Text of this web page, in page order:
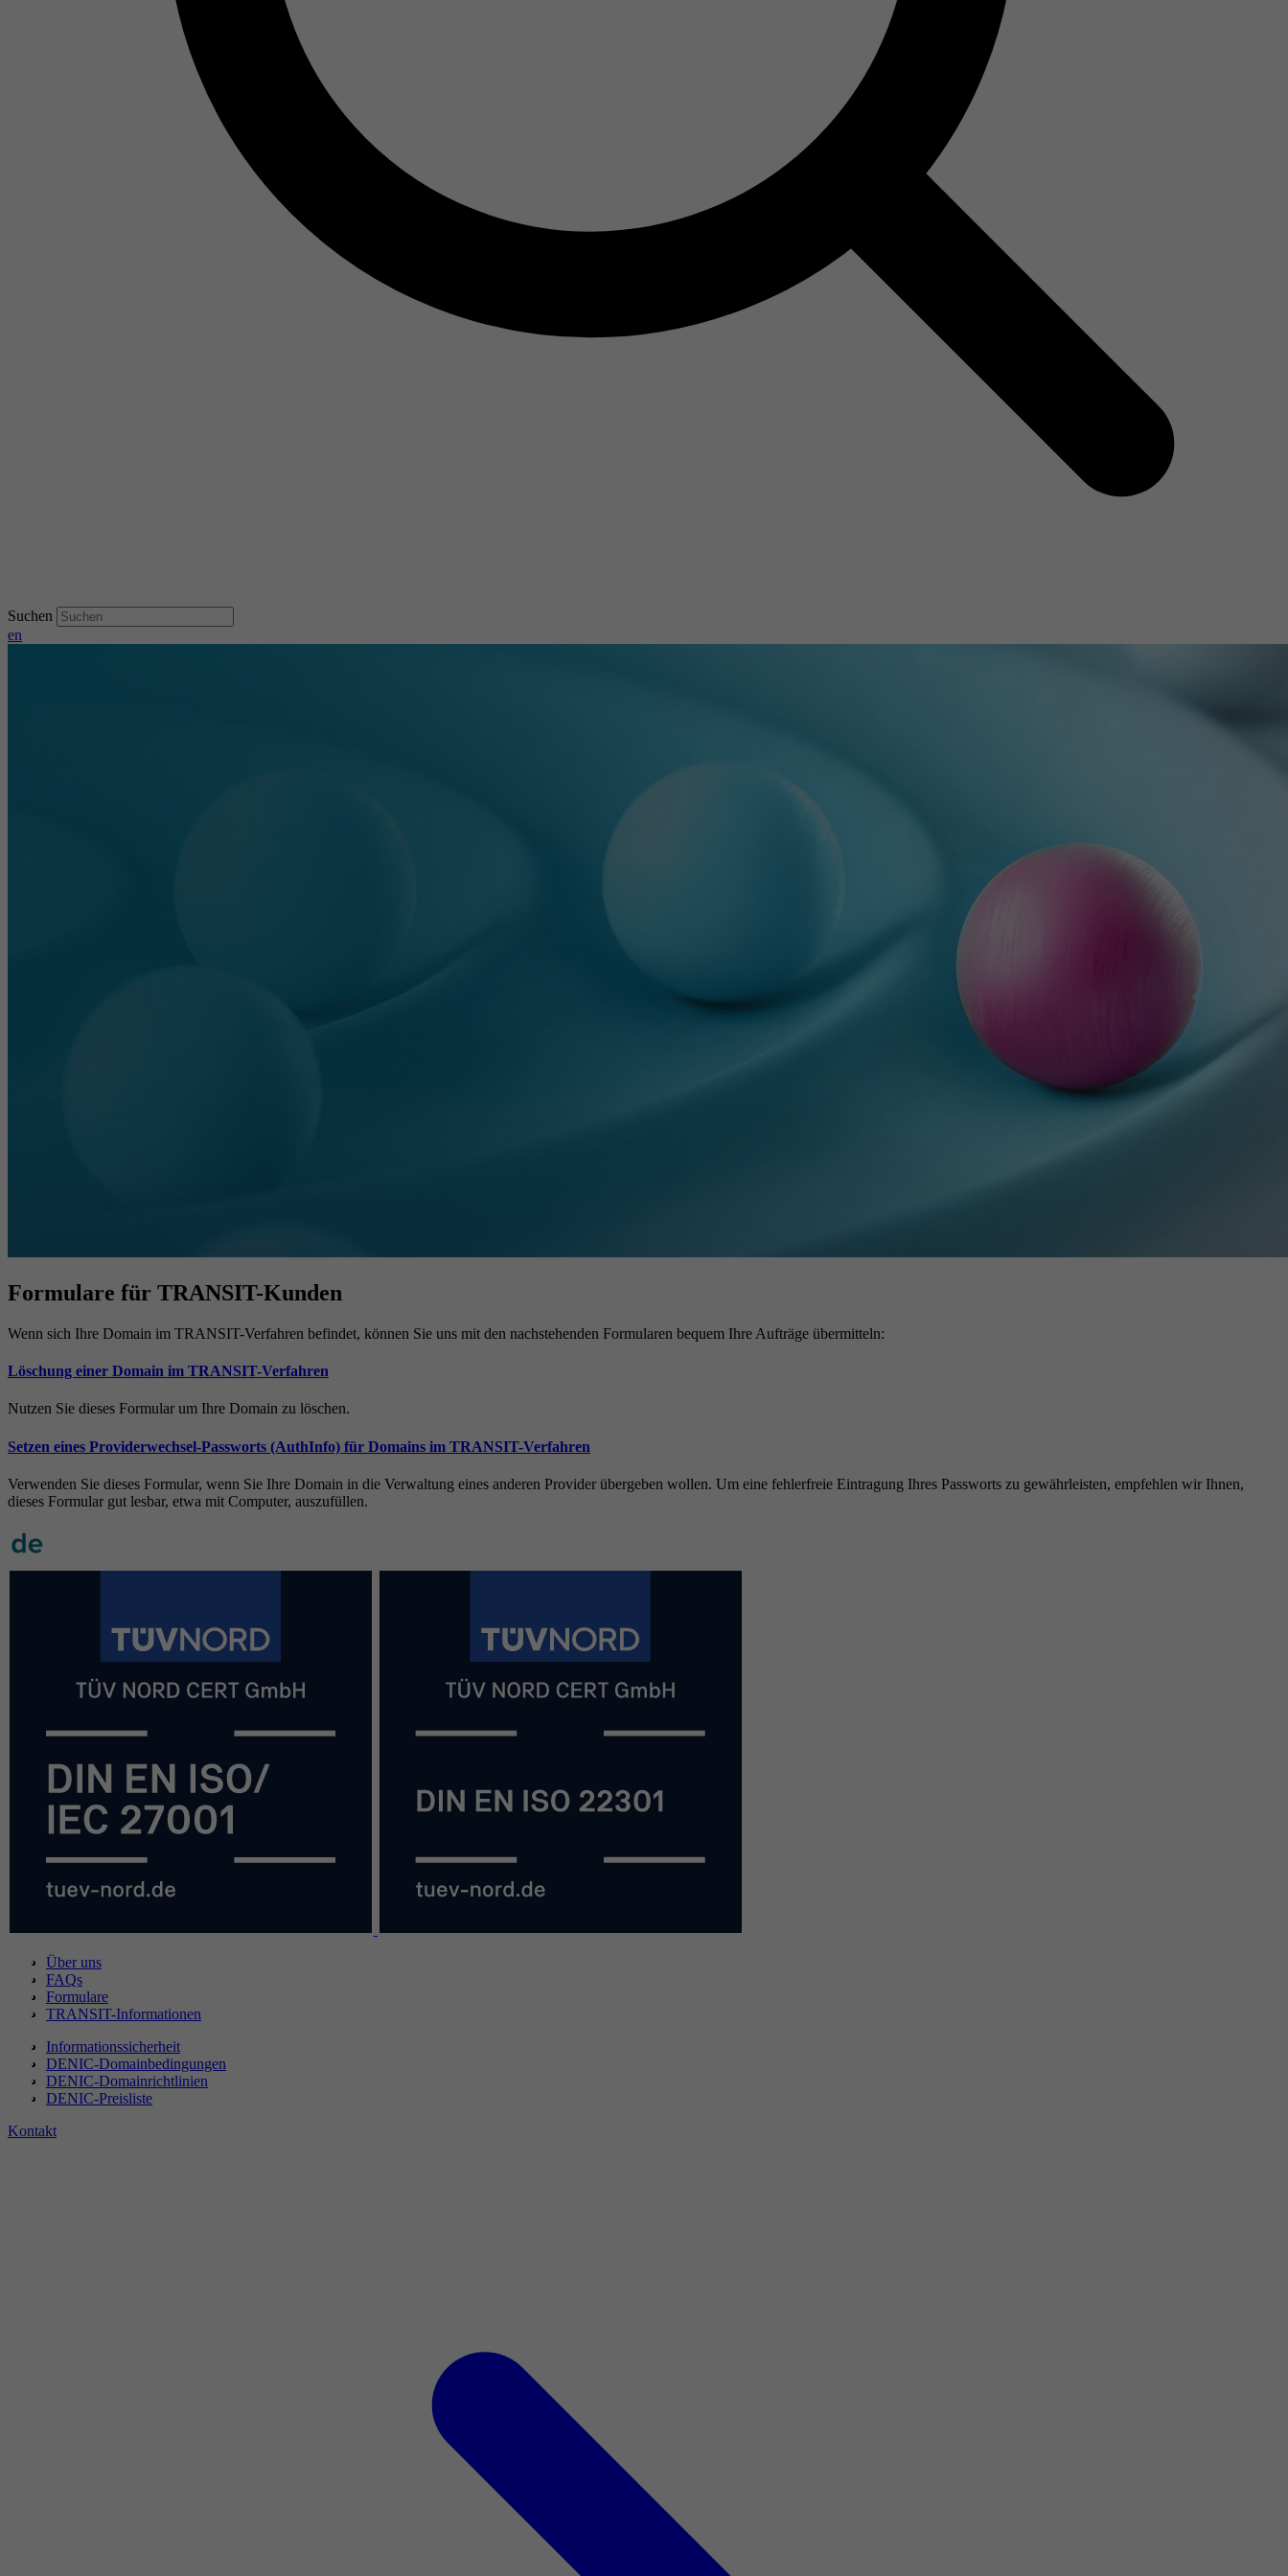
Suchen
en
Formulare für TRANSIT-Kunden
Wenn sich Ihre Domain im TRANSIT-Verfahren befindet, können Sie uns mit den nachstehenden Formularen bequem Ihre Aufträge übermitteln:
Löschung einer Domain im TRANSIT-Verfahren
Nutzen Sie dieses Formular um Ihre Domain zu löschen.
Setzen eines Providerwechsel-Passworts (AuthInfo) für Domains im TRANSIT-Verfahren
Verwenden Sie dieses Formular, wenn Sie Ihre Domain in die Verwaltung eines anderen Provider übergeben wollen. Um eine fehlerfreie Eintragung Ihres Passworts zu gewährleisten, empfehlen wir Ihnen,
dieses Formular gut lesbar, etwa mit Computer, auszufüllen.
Über uns
FAQs
Formulare
TRANSIT-Informationen
Informationssicherheit
DENIC-Domainbedingungen
DENIC-Domainrichtlinien
DENIC-Preisliste
Kontakt